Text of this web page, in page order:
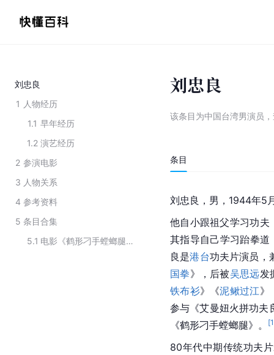
刘忠良
1 人物经历
1.1 早年经历
1.2 演艺经历
2 参演电影
3 人物关系
4 参考资料
5 条目合集
5.1
电影《鹤形刁手螳螂腿》主要演员
刘忠良
该条目为中国台湾男演员 ，
条目
刘忠良，男，1944年5
他自小跟祖父学习功夫
其指导自己学习跆拳
良是港台功夫片演员，
国拳》，后被吴思远发
铁布衫》《泥鳅过江》
参与《艾曼妞火拼功夫
《鹤形刁手螳螂腿》。
[1
80年代中期传统功夫